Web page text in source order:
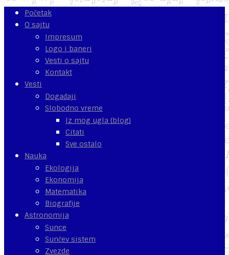
Početak
O sajtu
Impresum
Logo i baneri
Vesti o sajtu
Kontakt
Vesti
Događaji
Slobodno vreme
Iz mog ugla (blog)
Citati
Sve ostalo
Nauka
Ekologija
Ekonomija
Matematika
Biografije
Astronomija
Sunce
Sunčev sistem
Zvezde